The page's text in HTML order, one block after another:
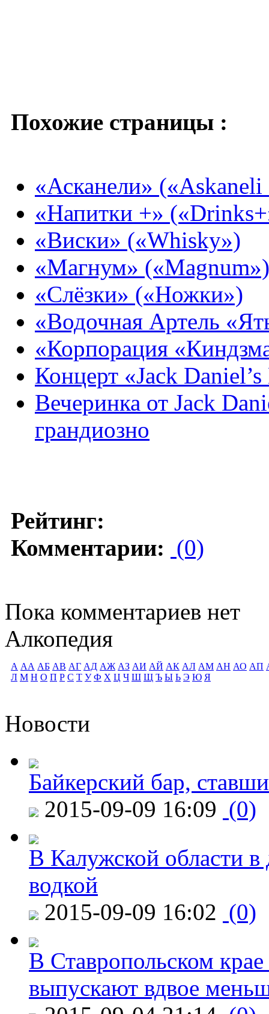
Похожие страницы :
«Асканели»
«Напитки +»
«Виски» («Whisky»)
«Магнум» («Magnum»)
«Слёзки» («Ножки»)
«Водочная Артель
«Корпорация
Концерт «Jack
Вечеринка от Jack
грандиозно
Рейтинг:
Комментарии: (0)
Пока комментариев нет
Алкопедия
А АА АБ АВ АГ АД АЖ АЗ АИ АЙ АК АЛ АМ АН АО АП
Л М Н О П Р С Т У Ф Х Ц Ч Ш Щ Ъ Ы Ь Э Ю Я
Новости
Байкерский бар,
2015-09-09 16:09 (0)
В Калужской области в
водкой
2015-09-09 16:02 (0)
В Ставропольском
выпускают вдвое